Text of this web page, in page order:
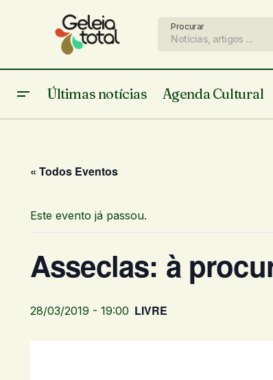
Procurar
Últimas notícias Agenda Cultural
« Todos Eventos
Este evento já passou.
Asseclas: à
28/03/2019 - 19:00 LIVRE